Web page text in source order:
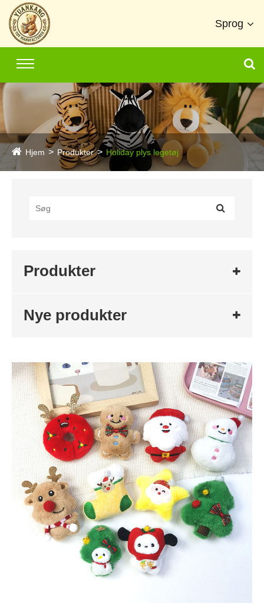
Sprog
Hjem Produkter Holiday plys legetøj
Produkter
Nye produkter